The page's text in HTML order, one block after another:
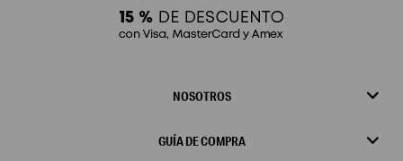
NOSOTROS
GUÍA DE COMPRA